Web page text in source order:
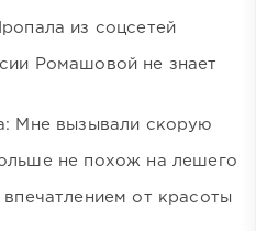
из соцсетей
Ромашовой не знает
Мне вызывали скорую
не похож на лешего
от красоты